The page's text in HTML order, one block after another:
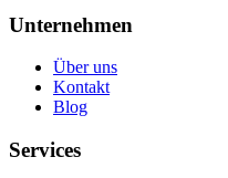
Unternehmen
Über uns
Kontakt
Blog
Services